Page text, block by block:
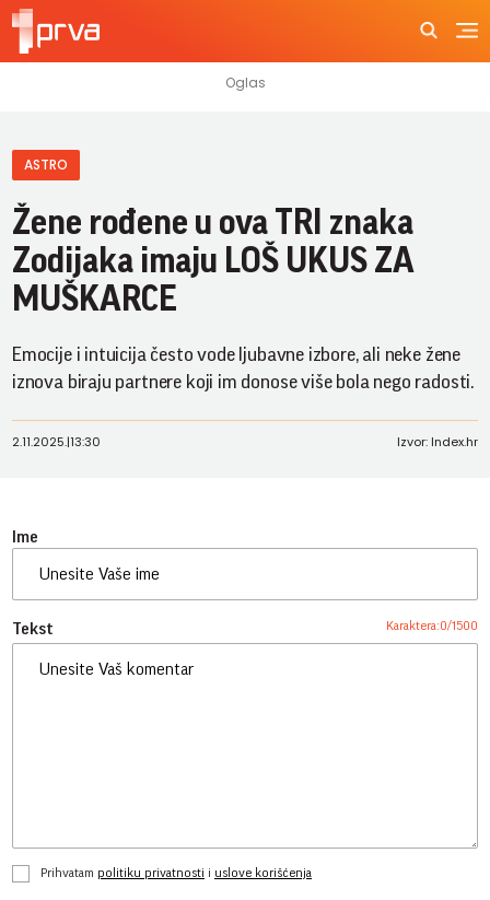
ASTRO
Žene rođene u ova TRI znaka
Zodijaka imaju LOŠ UKUS ZA
MUŠKARCE
Emocije i intuicija često vode ljubavne izbore, ali neke žene
iznova biraju partnere koji im donose više bola nego radosti.
2.11.2025.|13:30 Izvor: Index.hr
Ime
Tekst Karaktera:0/1500
Prihvatam politiku privatnosti i uslove korišćenja